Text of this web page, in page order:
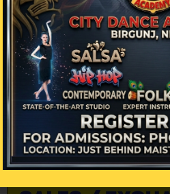
जानकारी गरायो भने,
ममताले भनिन् ।
जारी रहेपछि